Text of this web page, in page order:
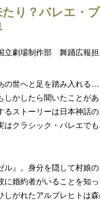
り？バレエ・
立劇場制作部 舞踊広報
の世へと足を踏み入れる
かしたら聞いたことが
るストーリーは日本神話
クラシック・バレエで
』。身分を隠して村娘
婚約者がいることを知
がれたアルブレヒトは